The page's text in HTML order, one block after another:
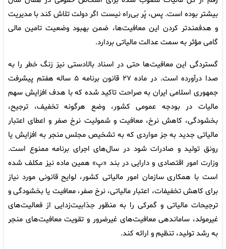
بیشتر بوده است. پس، پُر بی‌راه نیست اگر دولت تلاش کند با مدیریت
و هدفمندتر کردن این معافیت‌ها، ضمن بهبود وضعیت تامین مالی
گامی مؤثر به سمت عدالت مالیاتی بردارد.
گستردگی این معافیت‌ها حتی در اسناد بالادستی نیز زنگ خطر را به
صدا درآورده است. در ماده ۲۷ قانون برنامه ۵ ساله هفتم پیشرفت
جمهوری اسلامی ایران به صراحت تاکید شده که با هدف افزایش سهم
مالیات در بودجه عمومی کشور، وضع هرگونه تخفیف، ترجیح،
بخشودگی، کاهش نرخ، معافیت و شمولیت نرخ صفر و اعطای اعتبار
مالیاتی جدید به جز مواردی که به تشخیص مجلس منجر به افزایش یا
رونق تولید و صادرات شود در سال‌های اجرای برنامه ممنوع است.
وزارت امور اقتصادی و دارایی در بند «پ» همین ماده نیز مکلف شده
است با همکاری سازمان امور مالیاتی کشور، لوایح قانونی مورد نیاز
برای کاهش تخفیفات، اعتبار مالیاتی، نرخ صفر، معافیت یا بخشودگی و
ترجیحات مالیاتی و گمرکی را به منظور جذابیت‌زدایی از فعالیت‌های
غیرمولد، ساماندهی معافیت‌های غیرضرور و تقویت معافیت‌های منجر
به رشد تولید، تنظیم و ارائه کند.